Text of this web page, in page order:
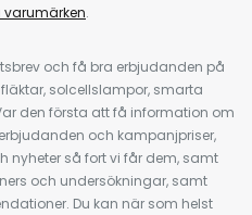
varumärken.
och få bra erbjudanden på
solcellslampor, smarta
den första att få information om
och kampanjpriser,
nyheter så fort vi får dem, samt
och undersökningar, samt
Du kan när som helst